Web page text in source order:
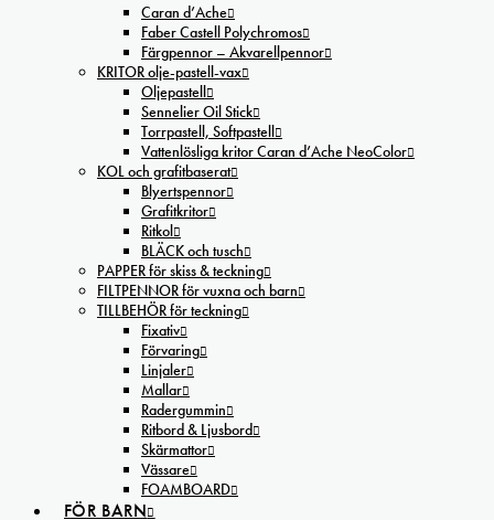
Caran d’Ache
Faber Castell Polychromos
Färgpennor – Akvarellpennor
KRITOR olje-pastell-vax
Oljepastell
Sennelier Oil Stick
Torrpastell, Softpastell
Vattenlösliga kritor Caran d’Ache NeoColor
KOL och grafitbaserat
Blyertspennor
Grafitkritor
Ritkol
BLÄCK och tusch
PAPPER för skiss & teckning
FILTPENNOR för vuxna och barn
TILLBEHÖR för teckning
Fixativ
Förvaring
Linjaler
Mallar
Radergummin
Ritbord & Ljusbord
Skärmattor
Vässare
FOAMBOARD
FÖR BARN